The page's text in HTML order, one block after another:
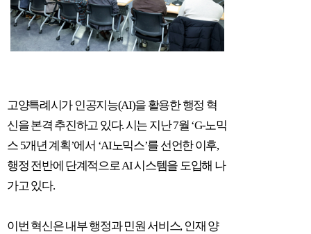
고양특례시가 인공지능(AI)을 활용한 행정 혁
신을 본격 추진하고 있다.시는 지난7월 ‘G-노믹
스 5개년 계획’에서 ‘AI노믹스’를 선언한 이후,
행정 전반에 단계적으로AI시스템을 도입해 나
가고 있다.
이번 혁신은 내부 행정과 민원 서비스, 인재 양